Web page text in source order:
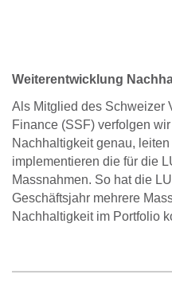
Weiterentwicklung
Als Mitglied des Schweizer
Finance (SSF) verfolgen
Nachhaltigkeit genau,
implementieren die für die
Massnahmen. So hat die
Geschäftsjahr mehrere
Nachhaltigkeit im Portfolio